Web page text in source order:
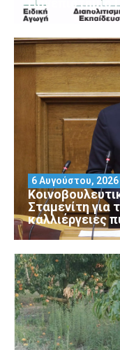
Πανεπιστήμιο
Σταμενίτη για
καλλιέργειες
6 Αυγούστου, 2026